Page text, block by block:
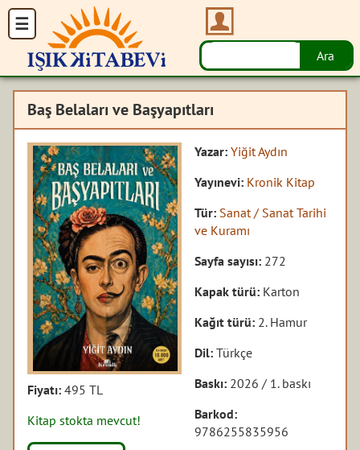
Baş Belaları ve Başyapıtları
Fiyatı:495 TL
Kitap stokta mevcut!
Yazar:Yiğit Aydın
Yayınevi: Kronik Kitap
Tür: Sanat / Sanat Tarihi
ve Kuramı
Sayfa sayısı: 272
Kapak türü: Karton
Kağıt türü: 2. Hamur
Dil:Türkçe
Baskı: 2026 / 1. baskı
Barkod:
9786255835956